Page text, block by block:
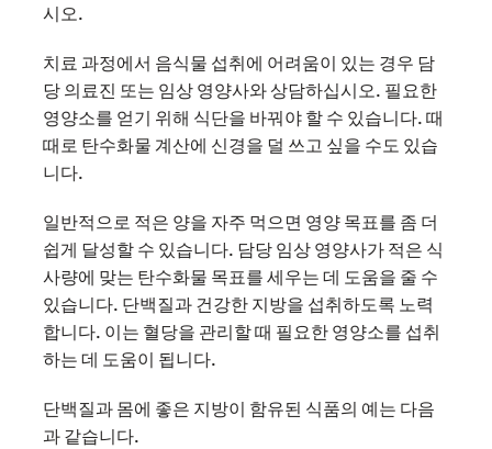
시오.
치료 과정에서 음식물 섭취에 어려움이 있는 경우 담
당 의료진 또는 임상 영양사와 상담하십시오. 필요한
영양소를 얻기 위해 식단을 바꿔야 할 수 있습니다. 때
때로 탄수화물 계산에 신경을 덜 쓰고 싶을 수도 있습
니다.
일반적으로 적은 양을 자주 먹으면 영양 목표를 좀 더
쉽게 달성할 수 있습니다. 담당 임상 영양사가 적은 식
사량에 맞는 탄수화물 목표를 세우는 데 도움을 줄 수
있습니다. 단백질과 건강한 지방을 섭취하도록 노력
합니다. 이는 혈당을 관리할 때 필요한 영양소를 섭취
하는 데 도움이 됩니다.
단백질과 몸에 좋은 지방이 함유된 식품의 예는 다음
과 같습니다.